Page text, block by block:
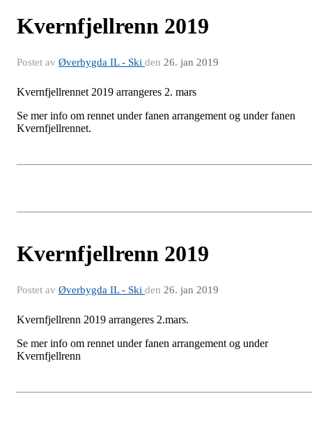
Kvernfjellrenn 2019
Postet av Øverbygda IL - Ski den 26. jan 2019
Kvernfjellrennet 2019 arrangeres 2. mars
Se mer info om rennet under fanen arrangement og under fanen
Kvernfjellrennet.
Kvernfjellrenn 2019
Postet av Øverbygda IL - Ski den 26. jan 2019
Kvernfjellrenn 2019 arrangeres 2.mars.
Se mer info om rennet under fanen arrangement og under
Kvernfjellrenn